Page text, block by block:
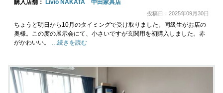
購入店舗： Livio NAKATA 中田家具店
投稿日：2025年09月30日
ちょうど明日から10月のタイミングで受け取りました。同級生がお店の
奥様。この度の展示会にて、小さいですが玄関用を初購入しました。赤
がかわいい。
…続きを読む